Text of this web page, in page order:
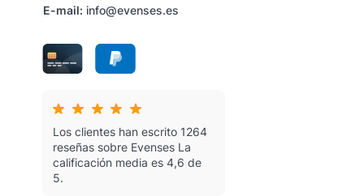
E-mail: info@evenses.es
Los clientes han escrito 1264
reseñas sobre Evenses La
calificación media es 4,6 de
5.